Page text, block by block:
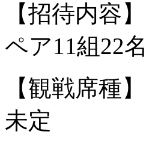
【招待内容】
ペア11組22名
【観戦席種】
未定